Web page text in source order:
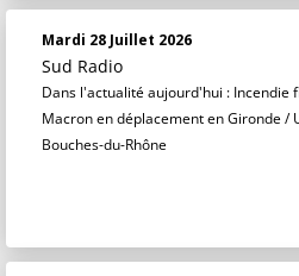
Mardi 28 Juillet 2026
Sud Radio
Dans l'actualité aujourd'hui : Incendie
Macron en déplacement en Gironde /
Bouches-du-Rhône